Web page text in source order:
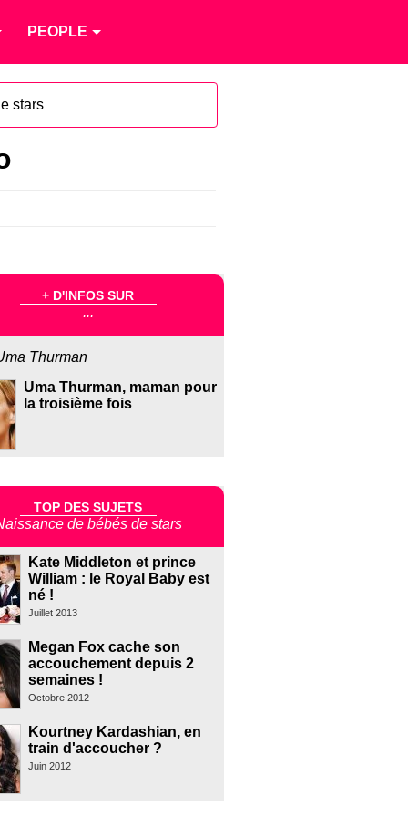
PEOPLE
stars
+ D'INFOS SUR
...
Thurman
Uma Thurman, maman pour
la troisième fois
TOP DES SUJETS
de bébés de stars
Kate Middleton et prince
William : le Royal Baby est
né !
Juillet 2013
Megan Fox cache son
accouchement depuis 2
semaines !
Octobre 2012
Kourtney Kardashian, en
train d'accoucher ?
Juin 2012